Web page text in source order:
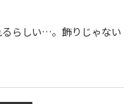
らしい…。飾りじゃない